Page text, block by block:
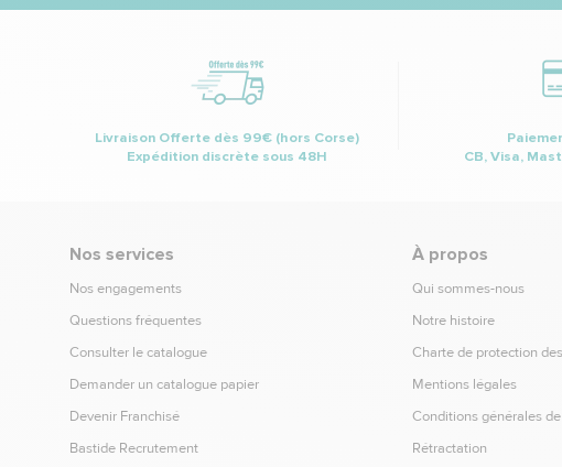
Livraison Offerte dès 99€ (hors Corse)
Expédition discrète sous 48H
CB, Visa,
Nos services
Nos engagements
Questions fréquentes
Consulter le catalogue
Demander un catalogue papier
Devenir Franchisé
Bastide Recrutement
À propos
Qui sommes-nous
Notre histoire
Charte de protection
Mentions légales
Conditions générales
Rétractation